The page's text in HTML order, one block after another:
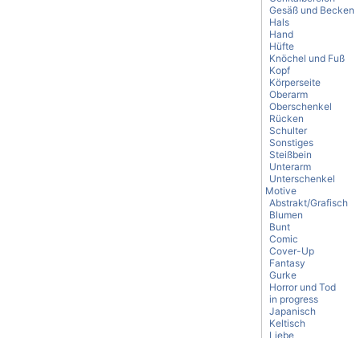
Gesäß und Becken
Hals
Hand
Hüfte
Knöchel und Fuß
Kopf
Körperseite
Oberarm
Oberschenkel
Rücken
Schulter
Sonstiges
Steißbein
Unterarm
Unterschenkel
Motive
Abstrakt/Grafisch
Blumen
Bunt
Comic
Cover-Up
Fantasy
Gurke
Horror und Tod
in progress
Japanisch
Keltisch
Liebe